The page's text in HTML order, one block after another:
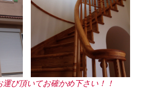
び頂いてお確かめ下さい！！